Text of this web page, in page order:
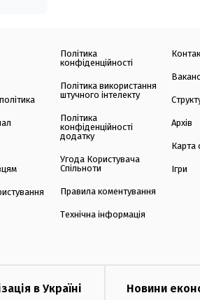
Політика
конфіденційності
Політика використання
штучного інтелекту
Політика
конфіденційності
додатку
Угода Користувача
Спільноти
Правила коментування
Технічна інформація
Архів
Карта
Ігри
в Україні Новини